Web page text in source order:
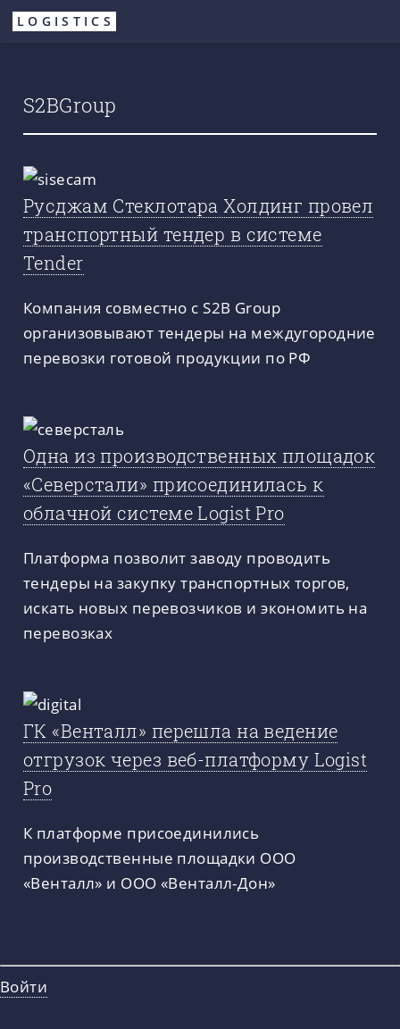
Перейти
LOGISTICS
S2BGroup
Русджам Стеклотара Холдинг провел
транспортный тендер в системе
Tender
Компания совместно с S2B Group
организовывают тендеры на междугородние
перевозки готовой продукции по РФ
Одна из производственных площадок
«Северстали» присоединилась к
облачной системе Logist Pro
Платформа позволит заводу проводить
тендеры на закупку транспортных торгов,
искать новых перевозчиков и экономить на
перевозках
ГК «Венталл» перешла на ведение
отгрузок через веб-платформу Logist
Pro
К платформе присоединились
производственные площадки ООО
«Венталл» и ООО «Венталл-Дон»
Войти